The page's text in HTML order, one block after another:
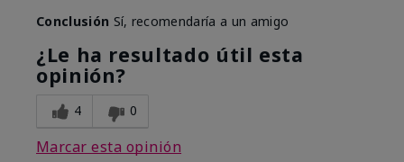
Conclusión Sí, recomendaría a un amigo
¿Le ha resultado útil esta
opinión?
4 0
Marcar esta opinión